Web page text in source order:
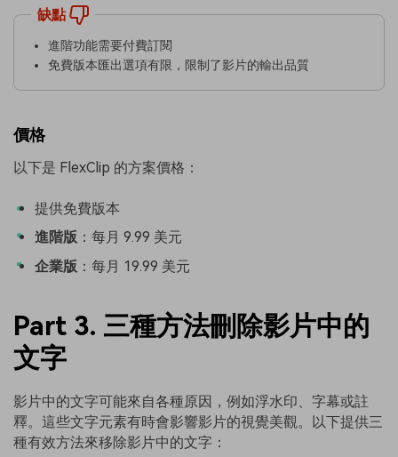
缺點
進階功能需要付費訂閱
免費版本匯出選項有限，限制了影片的輸出品質
價格
以下是 FlexClip 的方案價格：
提供免費版本
進階版 ：每月 9.99 美元
企業版 ：每月 19.99 美元
Part 3. 三種方法刪除影片中的
文字
影片中的文字可能來自各種原因，例如浮水印、字幕或註
釋。這些文字元素有時會影響影片的視覺美觀。以下提供三
種有效方法來移除影片中的文字：